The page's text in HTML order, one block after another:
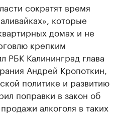
сократят время
которые
домах и не
крепким
РБК Калининград глава
Андрей Кропоткин,
политике и развитию
поправки в закон об
алкоголя в таких